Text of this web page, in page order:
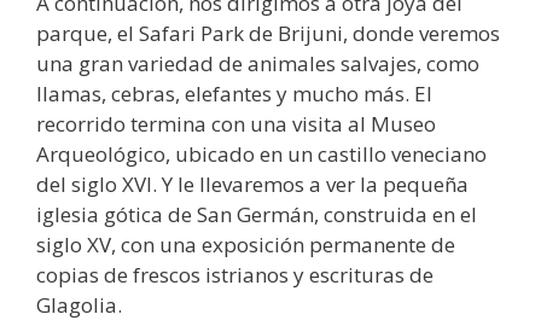
parque, el Safari Park de Brijuni, donde veremos
una gran variedad de animales salvajes, como
llamas, cebras, elefantes y mucho más. El
recorrido termina con una visita al Museo
Arqueológico, ubicado en un castillo veneciano
del siglo XVI. Y le llevaremos a ver la pequeña
iglesia gótica de San Germán, construida en el
siglo XV, con una exposición permanente de
copias de frescos istrianos y escrituras de
Glagolia.